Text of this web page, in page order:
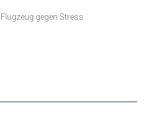
gegen Stress